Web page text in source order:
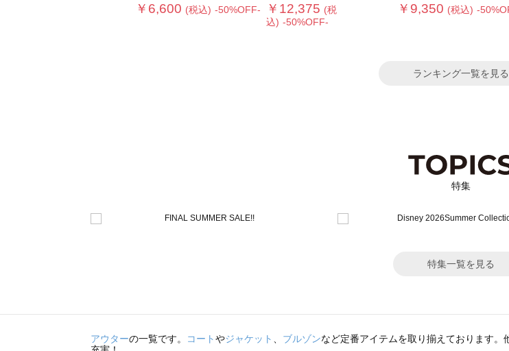
￥6,600 (税込) -50%OFF- ￥12,375 (税
込) -50%OFF-
￥9,350 (税込) -
ランキング一覧を見る
特集
特集一覧を見る
アウターの一覧です。 コートやジャケット 、 ブルゾンなど定番アイテムを取り揃えております。